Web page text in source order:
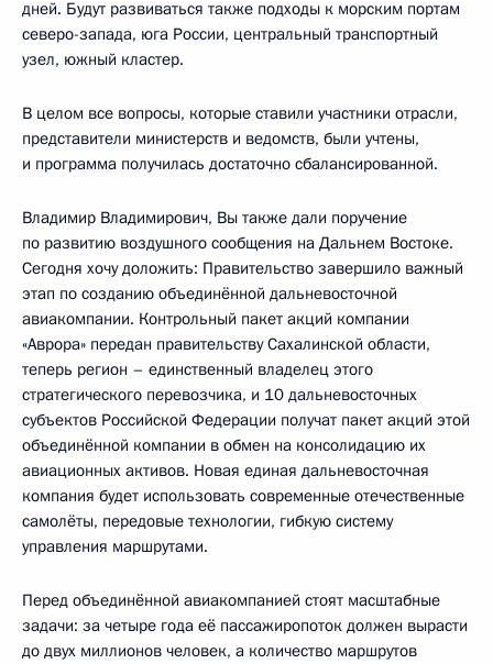
дней. Будут развиваться также подходы к морским портам
северо-запада, юга России, центральный транспортный
узел, южный кластер.
В целом все вопросы, которые ставили участники отрасли,
представители министерств и ведомств, были учтены,
и программа получилась достаточно сбалансированной.
Владимир Владимирович, Вы также дали поручение
по развитию воздушного сообщения на Дальнем Востоке.
Сегодня хочу доложить: Правительство завершило важный
этап по созданию объединённой дальневосточной
авиакомпании. Контрольный пакет акций компании
«Аврора» передан правительству Сахалинской области,
теперь регион – единственный владелец этого
стратегического перевозчика, и 10 дальневосточных
субъектов Российской Федерации получат пакет акций этой
объединённой компании в обмен на консолидацию их
авиационных активов. Новая единая дальневосточная
компания будет использовать современные отечественные
самолёты, передовые технологии, гибкую систему
управления маршрутами.
Перед объединённой авиакомпанией стоят масштабные
задачи: за четыре года её пассажиропоток должен вырасти
до двух миллионов человек, а количество маршрутов